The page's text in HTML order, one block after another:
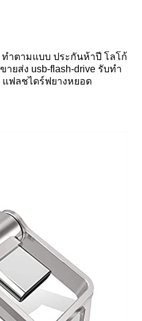
ำตามแบบ ประกันห้าปี โลโก้
ยส่ง usb-flash-drive รับทำ
ฟลชไดร์ฟยางหยอด